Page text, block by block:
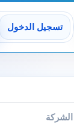
تسجيل الدخول